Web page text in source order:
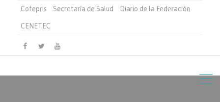
Cofepris Secretaría de Salud Diario de la Federación
CENETEC
Facebook
TwitterYoutube